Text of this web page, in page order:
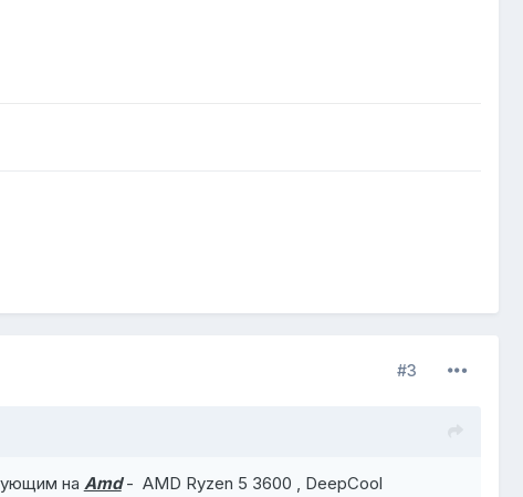
#3
на Amd- AMD Ryzen 5 3600 , DeepCool